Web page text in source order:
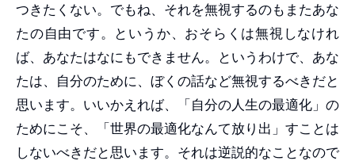
つきたくない。でもね、それを無視するのもまたあな
たの自由です。というか、おそらくは無視しなけれ
ば、あなたはなにもできません。というわけで、あな
たは、自分のために、ぼくの話など無視するべきだと
思います。いいかえれば、「自分の人生の最適化」の
ためにこそ、「世界の最適化なんて放り出」すことは
しないべきだと思います。それは逆説的なことなので